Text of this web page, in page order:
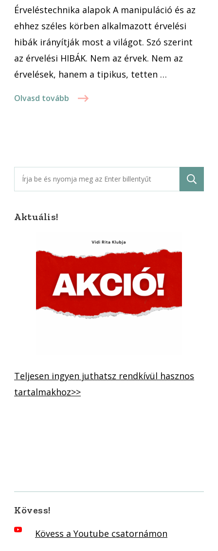
Érveléstechnika alapok A manipuláció és az
ehhez széles körben alkalmazott érvelési
hibák irányítják most a világot. Szó szerint
az érvelési HIBÁK. Nem az érvek. Nem az
érvelések, hanem a tipikus, tetten …
Olvasd tovább
Keresés:
Aktuális!
Teljesen ingyen juthatsz rendkívül hasznos
tartalmakhoz>>
Kövess!
Kövess a Youtube csatornámon